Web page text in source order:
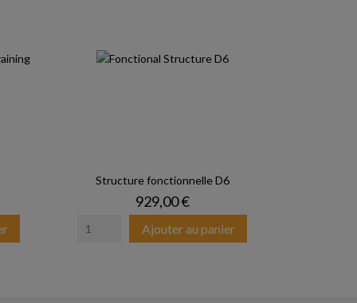
Structure fonctionnelle D6
Prix
929,00 €
Ajouter au panier